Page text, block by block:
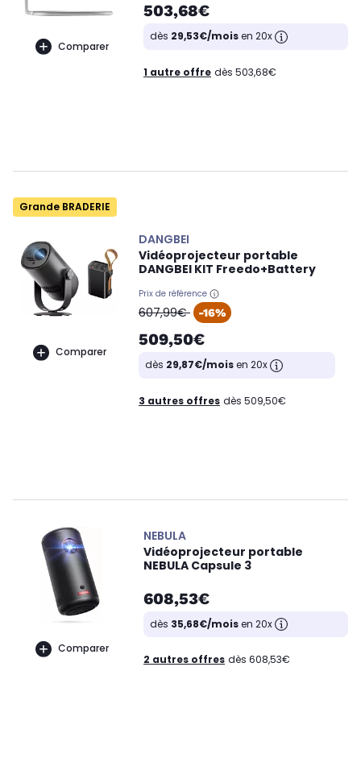
Comparer
503,68€
dès 29,53€/moisen 20x
1 autre offre dès 503,68€
Grande BRADERIE
Comparer
DANGBEI
Vidéoprojecteur portable
DANGBEI KIT Freedo+Battery
Prix de référence
oldPrice
607,99€ -16%
509,50€
dès 29,87€/moisen 20x
3 autres offres dès 509,50€
Comparer
NEBULA
Vidéoprojecteur portable
NEBULA Capsule 3
608,53€
dès 35,68€/moisen 20x
2 autres offres dès 608,53€